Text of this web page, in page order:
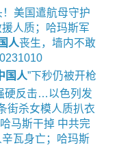
美国遣航母守护
人质；哈玛斯军
人丧生，墙内不敢
国人”下秒仍被开枪
硬反击…以色列发
街杀女模人质扒衣
马斯干掉 中共完
瓦身亡；哈玛斯